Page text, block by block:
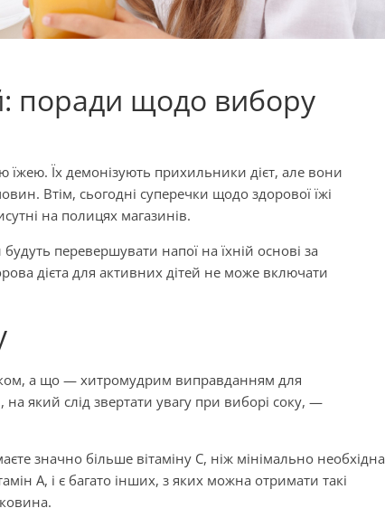
поради щодо вибору
їжею. Їх демонізують прихильники дієт, але вони
Втім, сьогодні суперечки щодо здорової їжі
на полицях магазинів.
перевершувати напої на їхній основі за
дієта для активних дітей не може включати
а що — хитромудрим виправданням для
який слід звертати увагу при виборі соку, —
значно більше вітаміну C, ніж мінімально необхідна
A, і є багато інших, з яких можна отримати такі